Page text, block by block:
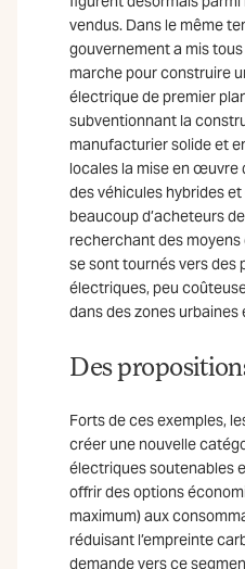
vendus. Dans le même
gouvernement a mis
marche pour construire
électrique de premier
subventionnant la
manufacturier solide et
locales la mise en œuvre
des véhicules hybrides
beaucoup d’acheteurs
recherchant des
se sont tournés vers des
électriques, peu
dans des zones urbaines
Des
Forts de ces exemples,
créer une nouvelle
électriques soutenables
offrir des options
maximum) aux
réduisant l’empreinte
demande vers ce